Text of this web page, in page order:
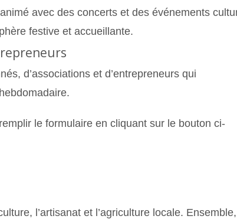
avec des concerts et des événements
festive et accueillante.
d’associations et d’entrepreneurs qui
le formulaire en cliquant sur le bouton ci-
l’artisanat et l’agriculture locale. Ensemble,